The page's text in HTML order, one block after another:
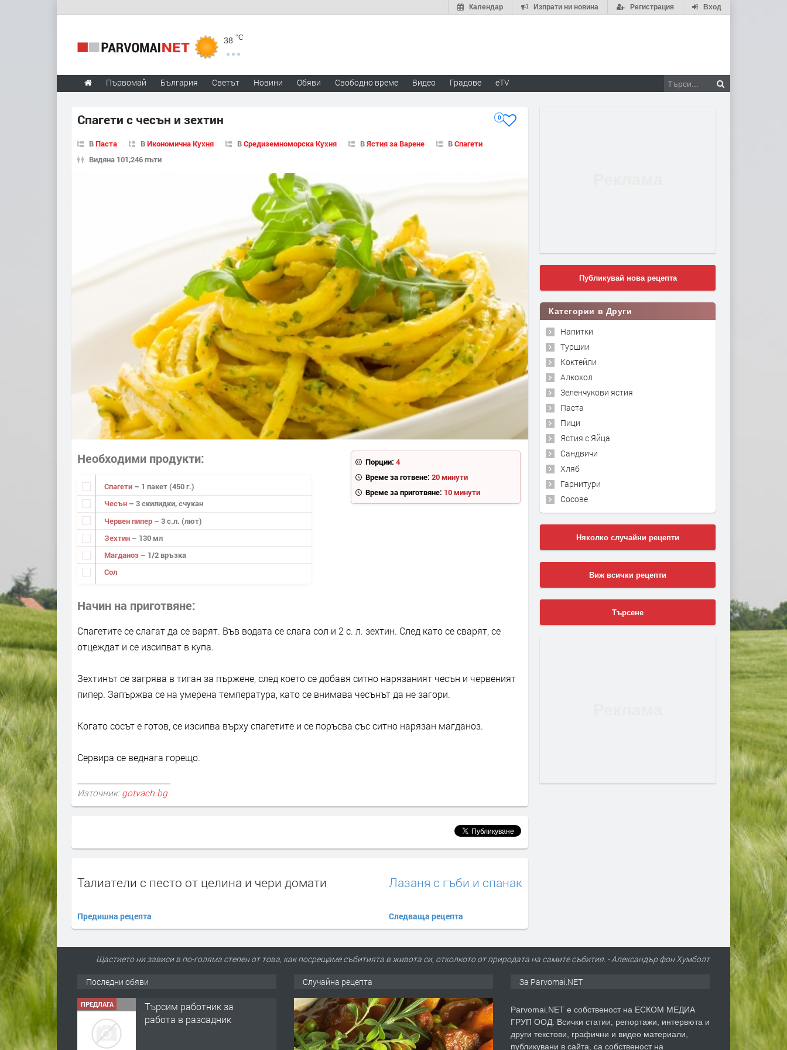
Вход
Регистрация
Изпрати ни новина
Календар
38 °C
Първомай България Светът Новини Обяви Свободно време Видео Градове eTV
Спагети с чесън и зехтин 0
ВПаста ВИкономична Кухня ВСредиземноморска Кухня ВЯстия за Варене ВСпагети
Видяна 101,246 пъти
Порции: 4
Време за готвене: 20 минути
Време за приготвяне: 10 минути
Необходими продукти
Спагети – 1 пакет (450 г.)
Чесън – 3 скилидки, счукан
Червен пипер – 3 с.л. (лют)
Зехтин – 130 мл
Магданоз – 1/2 връзка
Сол
Начин на приготвяне
Спагетите се слагат да се варят. Във водата се слага сол и 2 с. л. зехтин. След като се сварят, се
отцеждат и се изсипват в купа.
Зехтинът се загрява в тиган за пържене, след което се добавя ситно нарязаният чесън и червеният
пипер. Запържва се на умерена температура, като се внимава чесънът да не загори.
Когато сосът е готов, се изсипва върху спагетите и се поръсва със ситно нарязан магданоз.
Сервира се веднага горещо.
Източник: gotvach.bg
Талиатели с песто от целина и чери домати
Предишна рецепта
Лазаня с гъби и спанак
Следваща рецепта
Публикувай нова рецепта
Категории в Други
Напитки
Туршии
Коктейли
Алкохол
Зеленчукови ястия
Паста
Пици
Ястия с Яйца
Сандвичи
Хляб
Гарнитури
Сосове
Няколко случайни рецепти
Виж всички рецепти
Търсене
Щастието ни зависи в по-голяма степен от това, как посрещаме събитията в живота си, отколкото от природата на самите събития. - Александър фон Хумболт
Последни обяви
ПРЕДЛАГА
Търсим работник за
работа в разсадник
Случайна рецепта За Parvomai.NET
Parvomai.NET е собственост на ЕСКОМ МЕДИА
ГРУП ООД. Всички статии, репортажи, интервюта и
други текстови, графични и видео материали,
публикувани в сайта, са собственост на